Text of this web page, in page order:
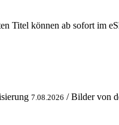
Titel können ab sofort im
7.08.2026 / Bilder von